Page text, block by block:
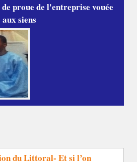
proue de l'entreprise vouée
aux siens
du Littoral- Et si l’on